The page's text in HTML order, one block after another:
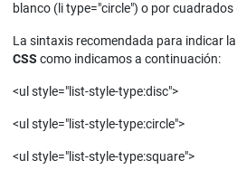
blanco (li type="circle") o por cuadrados
La sintaxis recomendada para indicar
CSS como indicamos a continuación:
<ul style="list-style-type:disc">
<ul style="list-style-type:circle">
<ul style="list-style-type:square">